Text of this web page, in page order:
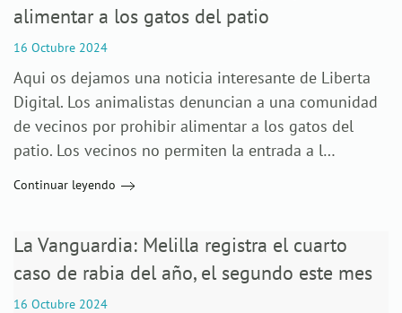
alimentar a los gatos del patio
16 Octubre 2024
Aqui os dejamos una noticia interesante de Liberta
Digital. Los animalistas denuncian a una comunidad
de vecinos por prohibir alimentar a los gatos del
patio. Los vecinos no permiten la entrada a l…
Continuar leyendo
La Vanguardia: Melilla registra el cuarto
caso de rabia del año, el segundo este mes
16 Octubre 2024